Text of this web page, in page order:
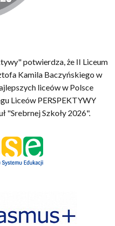
potwierdza, że II Liceum
Kamila Baczyńskiego w
liceów w Polsce
Liceów PERSPEKTYWY
"Srebrnej Szkoły 2026".